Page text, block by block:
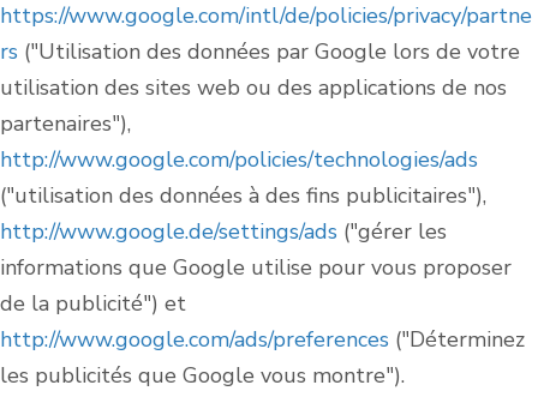
https://www.google.com/intl/de/policies/privacy/partne
rs ("Utilisation des données par Google lors de votre
utilisation des sites web ou des applications de nos
partenaires"),
http://www.google.com/policies/technologies/ads
("utilisation des données à des fins publicitaires"),
http://www.google.de/settings/ads ("gérer les
informations que Google utilise pour vous proposer
de la publicité") et
http://www.google.com/ads/preferences ("Déterminez
les publicités que Google vous montre").